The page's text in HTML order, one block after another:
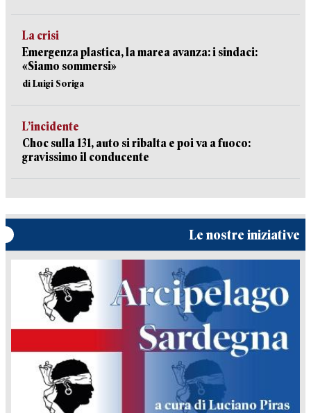
La crisi
Emergenza plastica, la marea avanza: i sindaci:
«Siamo sommersi»
di Luigi Soriga
L’incidente
Choc sulla 131, auto si ribalta e poi va a fuoco:
gravissimo il conducente
Le nostre iniziative